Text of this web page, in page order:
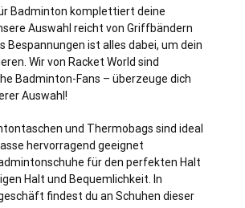
Badminton komplettiert deine
Auswahl reicht von Griffbändern
Bespannungen ist alles dabei, um dein
Wir von Racket World sind
Badminton-Fans – überzeuge dich
Auswahl!
und Thermobags sind ideal
hervorragend geeignet
für den perfekten Halt
Halt und Bequemlichkeit. In
findest du an Schuhen dieser